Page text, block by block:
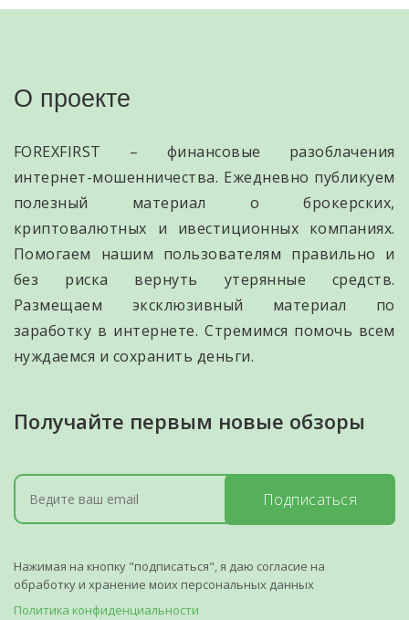
О проекте
FOREXFIRST – финансовые разоблачения
интернет-мошенничества. Ежедневно публикуем
полезный материал о брокерских,
криптовалютных и ивестиционных компаниях.
Помогаем нашим пользователям правильно и
без риска вернуть утерянные средств.
Размещаем эксклюзивный материал по
заработку в интернете. Стремимся помочь всем
нуждаемся и сохранить деньги.
Получайте первым новые обзоры
Подписаться
Нажимая на кнопку "подписаться", я даю согласие на
обработку и хранение моих персональных данных
Политика конфиденциальности